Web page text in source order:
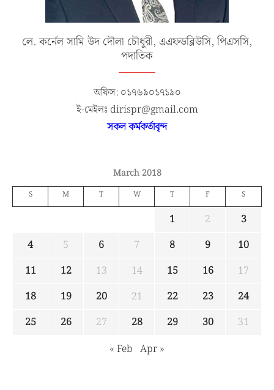
লে. কর্নেল সামি উদ দৌলা চৌধুরী, এএফডব্লিউসি, পিএসসি,
পদাতিক
অফিস: ০১৭৬৯০১৭১৯০
ই-মেইলঃ dirispr@gmail.com
সকল কর্মকর্তাবৃন্দ
March 2018
S M T W T F S
1 2
3
4
5 6 7 8 9
10
11
12 13 14 15 16
17
18
19 20 21 22 23
24
25
26 27 28 29 30
31
« Feb Apr »